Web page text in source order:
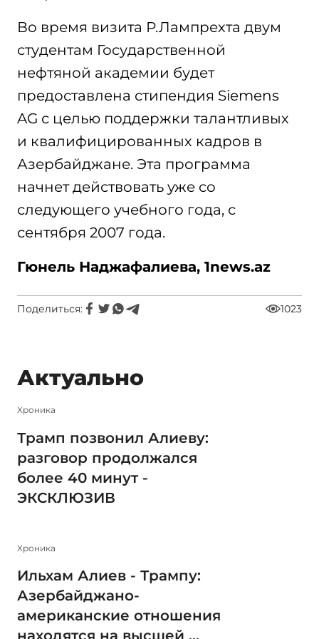
Во время визита Р.Лампрехта двум
студентам Государственной
нефтяной академии будет
предоставлена стипендия Siemens
AG с целью поддержки талантливых
и квалифицированных кадров в
Азербайджане. Эта программа
начнет действовать уже со
следующего учебного года, с
сентября 2007 года.
Гюнель Наджафалиева, 1news.az
Поделиться: 1023
Актуально
Xроника
Трамп позвонил Алиеву:
разговор продолжался
более 40 минут -
ЭКСКЛЮЗИВ
Xроника
Ильхам Алиев - Трампу:
Азербайджано-
американские отношения